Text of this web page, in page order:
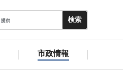
市政情報